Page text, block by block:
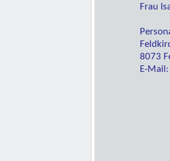
Frau
8073
E-Mail: